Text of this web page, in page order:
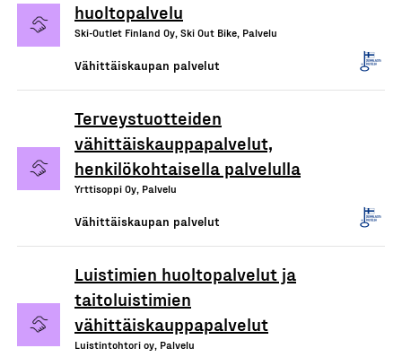
huoltopalvelu
Ski-Outlet Finland Oy, Ski Out Bike, Palvelu
Vähittäiskaupan palvelut
Terveystuotteiden
vähittäiskauppapalvelut,
henkilökohtaisella palvelulla
Yrttisoppi Oy, Palvelu
Vähittäiskaupan palvelut
Luistimien huoltopalvelut ja
taitoluistimien
vähittäiskauppapalvelut
Luistintohtori oy, Palvelu